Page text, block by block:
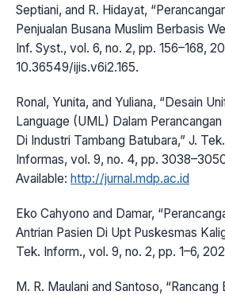
Septiani, and R. Hidayat,
Penjualan Busana Muslim Berbasis
Inf. Syst., vol. 6, no. 2, pp. 156–168,
10.36549/ijis.v6i2.165.
Ronal, Yunita, and Yuliana, “Desain
Language (UML) Dalam Perancangan
Di Industri Tambang Batubara,” J.
Informas, vol. 9, no. 4, pp.
Available: http://jurnal.mdp.ac.id
Eko Cahyono and Damar,
Antrian Pasien Di Upt Puskesmas
Tek. Inform., vol. 9, no. 2, pp. 1–6,
M. R. Maulani and Santoso, “Rancang